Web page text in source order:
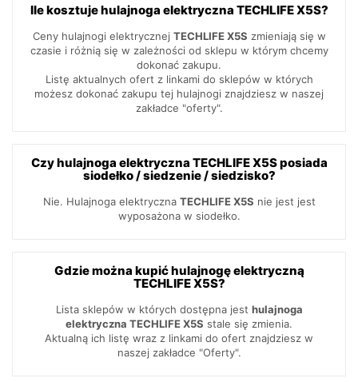
Ile kosztuje hulajnoga elektryczna TECHLIFE X5S?
Ceny hulajnogi elektrycznej TECHLIFE X5S zmieniają się w
czasie i różnią się w zależności od sklepu w którym chcemy
dokonać zakupu.
Listę aktualnych ofert z linkami do sklepów w których
możesz dokonać zakupu tej hulajnogi znajdziesz w naszej
zakładce "oferty".
Czy hulajnoga elektryczna TECHLIFE X5S posiada
siodełko / siedzenie / siedzisko?
Nie. Hulajnoga elektryczna TECHLIFE X5S nie jest jest
wyposażona w siodełko.
Gdzie można kupić hulajnogę elektryczną
TECHLIFE X5S?
Lista sklepów w których dostępna jest hulajnoga
elektryczna TECHLIFE X5S stale się zmienia.
Aktualną ich listę wraz z linkami do ofert znajdziesz w
naszej zakładce "Oferty".